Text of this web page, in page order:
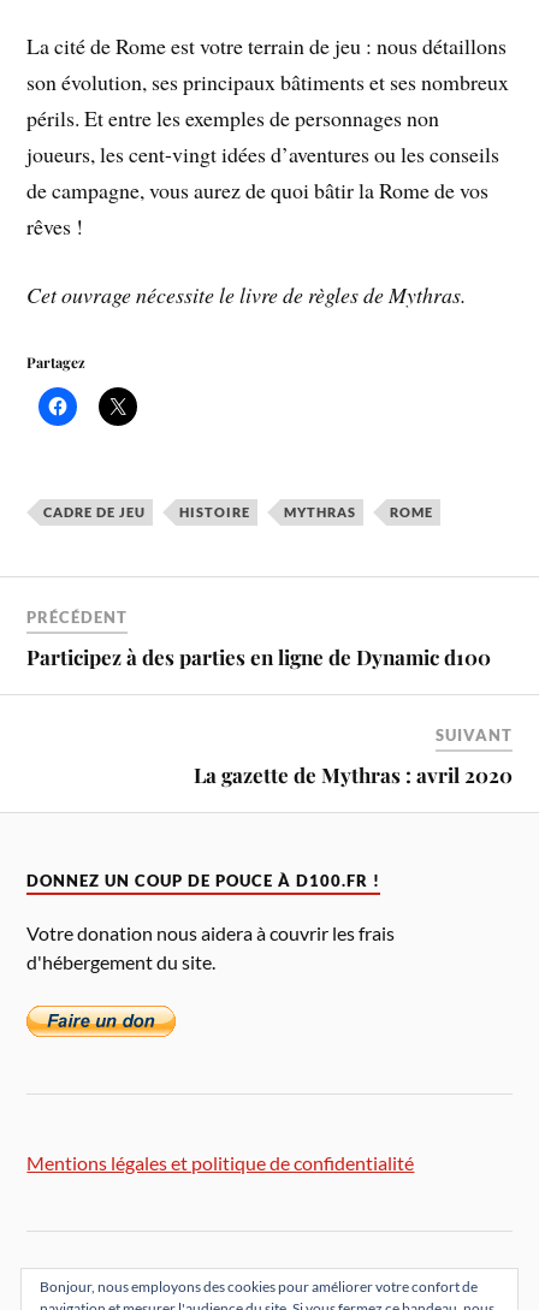
La cité de Rome est votre terrain de jeu : nous détaillons
son évolution, ses principaux bâtiments et ses nombreux
périls. Et entre les exemples de personnages non
joueurs, les cent-vingt idées d’aventures ou les conseils
de campagne, vous aurez de quoi bâtir la Rome de vos
rêves !
Cet ouvrage nécessite le livre de règles de Mythras.
Partagez
CADRE DE JEU HISTOIRE MYTHRAS ROME
PRÉCÉDENT
Participez à des parties en ligne de Dynamic d100
SUIVANT
La gazette de Mythras : avril 2020
DONNEZ UN COUP DE POUCE À D100.FR !
Votre donation nous aidera à couvrir les frais
d'hébergement du site.
Mentions légales et politique de confidentialité
Bonjour, nous employons des cookies pour améliorer votre confort de